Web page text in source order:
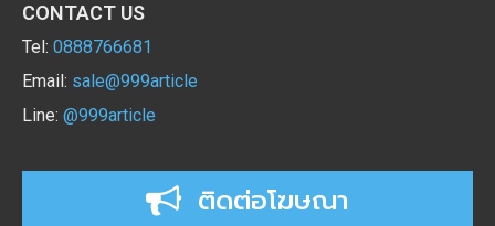
CONTACT US
Tel: 0888766681
Email: sale@999article
Line: @999article
ติดต่อโฆษณา